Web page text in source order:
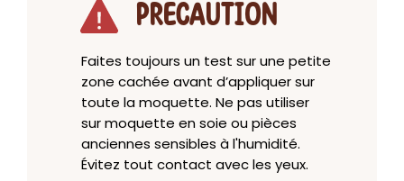
PRECAUTION
Faites toujours un test sur une petite
zone cachée avant d’appliquer sur
toute la moquette. Ne pas utiliser
sur moquette en soie ou pièces
anciennes sensibles à l'humidité.
Évitez tout contact avec les yeux.